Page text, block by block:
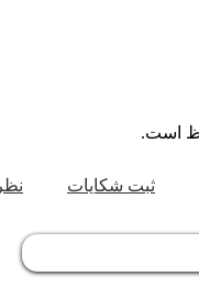
ثبت شکایات